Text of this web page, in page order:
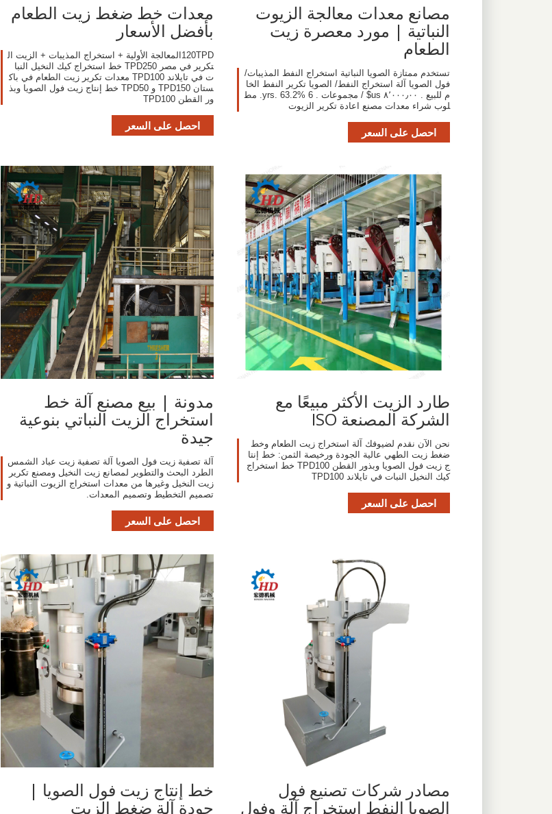
مصانع معدات معالجة الزيوت
النباتية | مورد معصرة زيت
الطعام
تستخدم ممتازة الصويا النباتية استخراج النفط المذيبات/
فول الصويا آلة استخراج النفط/ الصويا تكرير النفط الخا
م للبيع . ٨٬٠٠٠٫٠٠ us$ / مجموعات . 6 yrs. 63.2%. مط
لوب شراء معدات مصنع اعادة تكرير الزيوت
احصل على السعر
معدات خط ضغط زيت الطعام
بأفضل الأسعار
120TPDالمعالجة الأولية + استخراج المذيبات + الزيت ال
تكرير في مصر TPD250 خط استخراج كيك النخيل النبا
ت في تايلاند TPD100 معدات تكرير زيت الطعام في باك
ستان TPD150 و TPD50 خط إنتاج زيت فول الصويا وبذ
ور القطن TPD100
احصل على السعر
طارد الزيت الأكثر مبيعًا مع
الشركة المصنعة ISO
نحن الآن نقدم لضيوفك آلة استخراج زيت الطعام وخط
ضغط زيت الطهي عالية الجودة ورخيصة الثمن: خط إنتا
ج زيت فول الصويا وبذور القطن TPD100 خط استخراج
كيك النخيل النبات في تايلاند TPD100
احصل على السعر
مدونة | بيع مصنع آلة خط
استخراج الزيت النباتي بنوعية
جيدة
آلة تصفية زيت فول الصويا آلة تصفية زيت عباد الشمس
الطرد البحث والتطوير لمصانع زيت النخيل ومصنع تكرير
زيت النخيل وغيرها من معدات استخراج الزيوت النباتية و
تصميم التخطيط وتصميم المعدات.
احصل على السعر
مصادر شركات تصنيع فول
الصويا النفط استخراج آلة وفول
خط إنتاج زيت فول الصويا |
جودة آلة ضغط الزيت